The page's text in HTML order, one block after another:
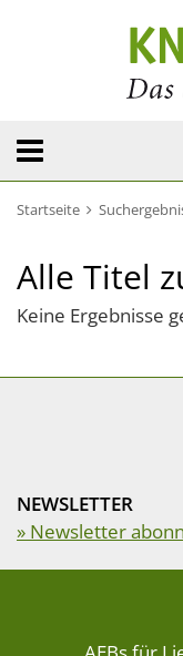
Startseite
Alle Titel
Keine Ergebnisse
NEWSLETTER
» Newsletter